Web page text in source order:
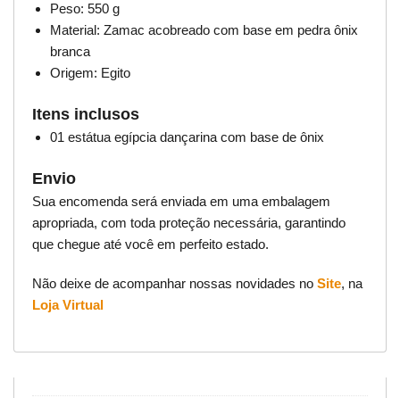
Peso: 550 g
Material: Zamac acobreado com base em pedra ônix
branca
Origem: Egito
Itens inclusos
01 estátua egípcia dançarina com base de ônix
Envio
Sua encomenda será enviada em uma embalagem
apropriada, com toda proteção necessária, garantindo
que chegue até você em perfeito estado.
Não deixe de acompanhar nossas novidades no Site, na
Loja Virtual